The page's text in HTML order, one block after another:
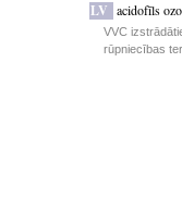
LV acidofīls
VVC
rūpniecības